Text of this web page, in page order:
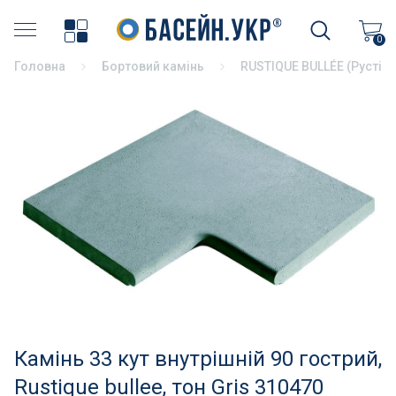
Хімія для басейну
Накриття басейнів
Аксесуари для басейнів
Бортовий камінь
Терасний камінь
Пилососи і аксесуари
Насоси для басейнів
0
Головна Бортовий камінь RUSTIQUE BULLÉE
Камінь 33 кут внутрішній 90 гострий,
Rustique bullee, тон Gris 310470